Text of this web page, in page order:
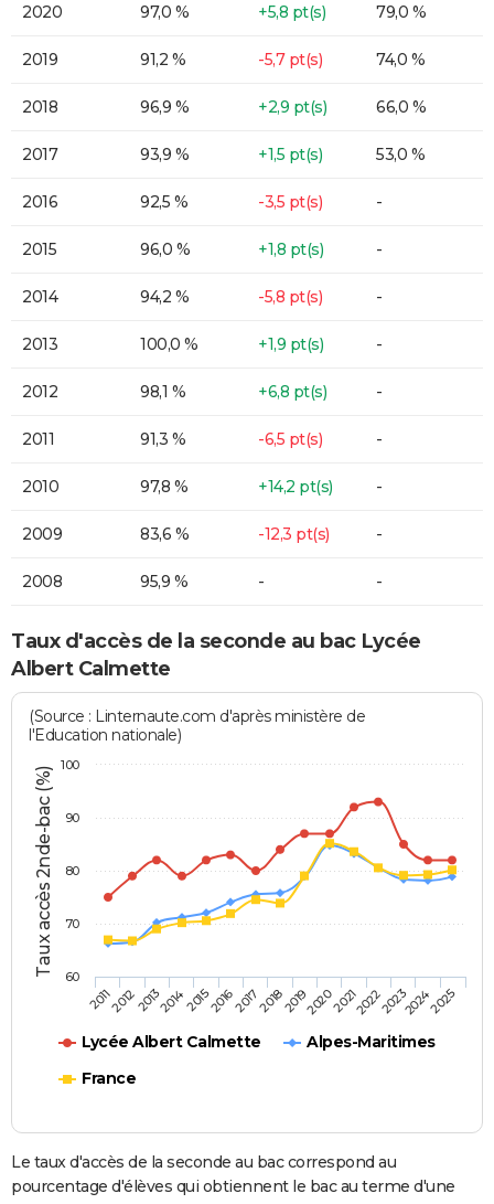
2020 97,0 % +5,8 pt(s) 79,0 %
2019 91,2 % -5,7 pt(s) 74,0 %
2018 96,9 % +2,9 pt(s) 66,0 %
2017 93,9 % +1,5 pt(s) 53,0 %
2016 92,5 % -3,5 pt(s) -
2015 96,0 % +1,8 pt(s) -
2014 94,2 % -5,8 pt(s) -
2013 100,0 % +1,9 pt(s) -
2012 98,1 % +6,8 pt(s) -
2011 91,3 % -6,5 pt(s) -
2010 97,8 % +14,2 pt(s) -
2009 83,6 % -12,3 pt(s) -
2008 95,9 % - -
Taux d'accès de la seconde au bac Lycée
Albert Calmette
Taux accès 2nde-bac (%)
(Source : Linternaute.com d'après ministère de
l'Education nationale)
Lycée Albert Calmette
Alpes-Maritimes
France
201120122013201420152016201720182019202020212022202320242025
60
70
80
90
100
Le taux d'accès de la seconde au bac correspond au
pourcentage d'élèves qui obtiennent le bac au terme d'une